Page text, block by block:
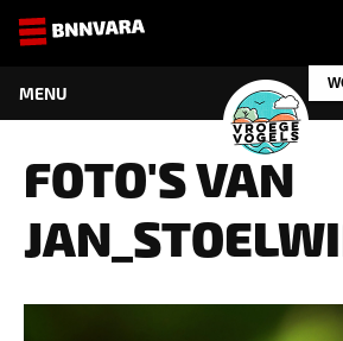
FOTO'S VAN